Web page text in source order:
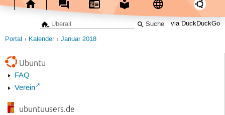
via DuckDuckGo
Portal Kalender Januar 2018
Ubuntu
FAQ
Verein
ubuntuusers.de